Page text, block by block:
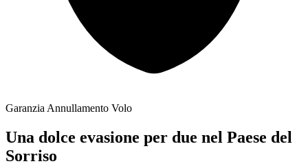
Garanzia Annullamento Volo
Una dolce evasione per due nel Paese del
Sorriso